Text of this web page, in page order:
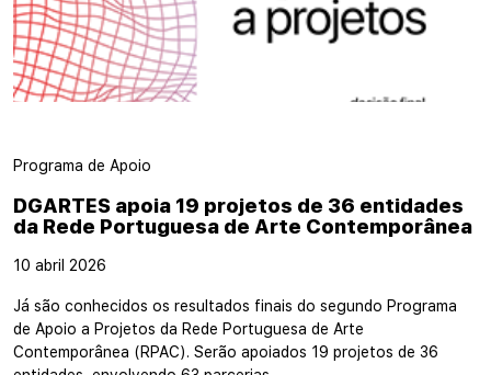
Programa de Apoio
DGARTES apoia 19 projetos de 36 entidades
da Rede Portuguesa de Arte Contemporânea
10 abril 2026
Já são conhecidos os resultados finais do segundo Programa
de Apoio a Projetos da Rede Portuguesa de Arte
Contemporânea (RPAC). Serão apoiados 19 projetos de 36